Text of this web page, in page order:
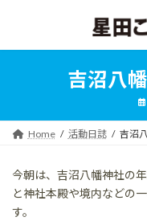
ン
ッ
ー
移
吉沼八
Home 活動日誌 吉沼
今朝は、吉沼八幡神社の
と神社本殿や境内などの
す。